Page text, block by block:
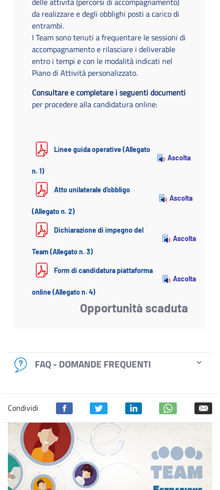
da realizzare e degli obblighi posti a carico di
entrambi.
I Team sono tenuti a frequentare le sessioni di
accompagnamento e rilasciare i deliverable
entro i tempi e con le modalità indicati nel
Piano di Attività personalizzato.
Consultare e completare i seguenti documenti
per procedere alla candidatura online:
Linee guida operative (Allegato
n. 1)
Ascolta
Atto unilaterale d'obbligo
(Allegato n. 2)
Ascolta
Dichiarazione di impegno del
Team (Allegato n. 3)
Ascolta
Form di candidatura piattaforma
online (Allegato n. 4)
Ascolta
Opportunità scaduta
FAQ - DOMANDE FREQUENTI
Condividi